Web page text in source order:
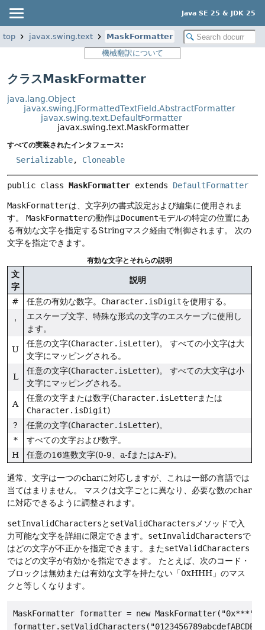
Java SE 25 & JDK 25
javax.swing.text
MaskFormatter
機械翻訳について
クラスMaskFormatter
java.lang.Object
javax.swing.JFormattedTextField.AbstractFormatter
javax.swing.text.DefaultFormatter
javax.swing.text.MaskFormatter
すべての実装されたインタフェース:
Serializable, Cloneable
public class MaskFormatter extends DefaultFormatter
MaskFormatterは、文字列の書式設定および編集に使用されま
す。
MaskFormatterの動作はDocumentモデルの特定の位置にあ
る有効な文字を指定するStringマスク経由で制御されます。
次の
文字を指定できます。
有効な文字とそれらの説明
文
字
説明
# 任意の有効な数字。 Character.isDigitを使用する。
'
エスケープ文字、特殊な形式の文字のエスケープに使用し
ます。
U
任意の文字(Character.isLetter)。
すべての小文字は大
文字にマッピングされる。
L
任意の文字(Character.isLetter)。
すべての大文字は小
文字にマッピングされる。
A
任意の文字または数字(Character.isLetterまたは
Character.isDigit)
?
任意の文字(Character.isLetter)。
*
すべての文字および数字。
H
任意の16進数文字(0-9、a-fまたはA-F)。
通常、文字は一つのcharに対応しますが、これは一部の言語では
当てはまりません。
マスクは文字ごとに異なり、必要な数のchar
に対応できるように調整されます。
setInvalidCharactersと setValidCharactersメソッドで入
力可能な文字を詳細に限定できます。 setInvalidCharactersで
はどの文字が不正かを指定できます。またsetValidCharacters
ではどの文字が有効かを指定できます。
たとえば、次のコード・
ブロックは無効または有効な文字を持たない「0xHHH」のマス
クと等しくなります。
MaskFormatter formatter = new MaskFormatter("0x***");